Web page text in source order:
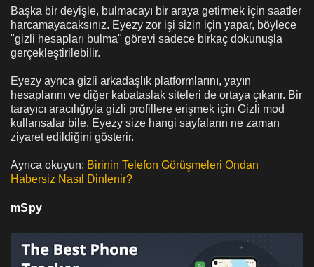
Başka bir deyişle, bulmacayı bir araya getirmek için saatler
harcamayacaksınız. Eyezy zor işi sizin için yapar, böylece
"gizli hesapları bulma" görevi sadece birkaç dokunuşla
gerçekleştirilebilir.
Eyezy ayrıca gizli arkadaşlık platformlarını, yayın
hesaplarını ve diğer kabataslak siteleri de ortaya çıkarır. Bir
tarayıcı aracılığıyla gizli profillere erişmek için Gizli mod
kullansalar bile, Eyezy size hangi sayfaların ne zaman
ziyaret edildiğini gösterir.
Ayrıca okuyun: Birinin Telefon Görüşmeleri Ondan
Habersiz Nasıl Dinlenir?
mSpy